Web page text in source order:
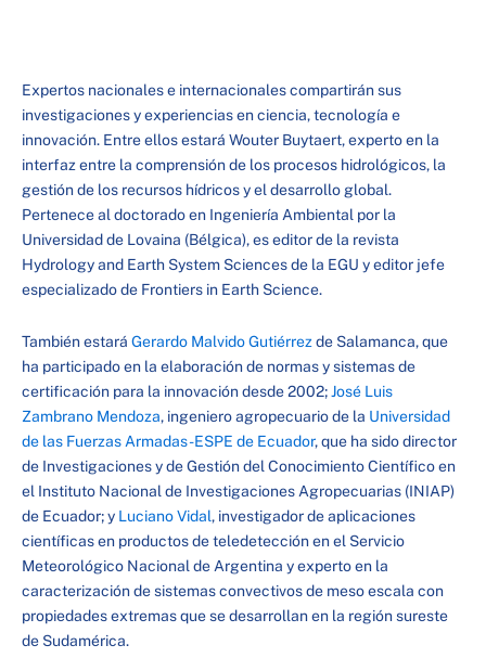
Expertos nacionales e internacionales compartirán sus
investigaciones y experiencias en ciencia, tecnología e
innovación. Entre ellos estará Wouter Buytaert, experto en la
interfaz entre la comprensión de los procesos hidrológicos, la
gestión de los recursos hídricos y el desarrollo global.
Pertenece al doctorado en Ingeniería Ambiental por la
Universidad de Lovaina (Bélgica), es editor de la revista
Hydrology and Earth System Sciences de la EGU y editor jefe
especializado de Frontiers in Earth Science.
También estará Gerardo Malvido Gutiérrezde Salamanca, que
ha participado en la elaboración de normas y sistemas de
certificación para la innovación desde 2002;José Luis
Zambrano Mendoza, ingeniero agropecuario de la Universidad
de las Fuerzas Armadas-ESPE de Ecuador, que ha sido director
de Investigaciones y de Gestión del Conocimiento Científico en
el Instituto Nacional de Investigaciones Agropecuarias (INIAP)
de Ecuador; y Luciano Vidal, investigador de aplicaciones
científicas en productos de teledetección en el Servicio
Meteorológico Nacional de Argentina y experto en la
caracterización de sistemas convectivos de meso escala con
propiedades extremas que se desarrollan en la región sureste
de Sudamérica.